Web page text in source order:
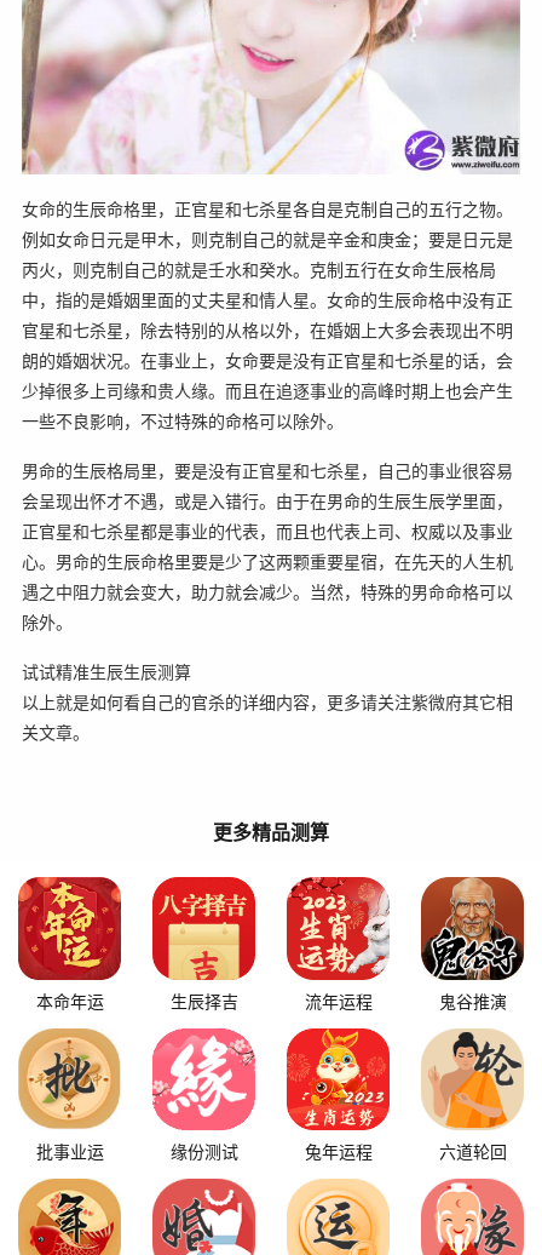
女命的生辰命格里，正官星和七杀星各自是克制自己的五行之物。
例如女命日元是甲木，则克制自己的就是辛金和庚金；要是日元是
丙火，则克制自己的就是壬水和癸水。克制五行在女命生辰格局
中，指的是婚姻里面的丈夫星和情人星。女命的生辰命格中没有正
官星和七杀星，除去特别的从格以外，在婚姻上大多会表现出不明
朗的婚姻状况。在事业上，女命要是没有正官星和七杀星的话，会
少掉很多上司缘和贵人缘。而且在追逐事业的高峰时期上也会产生
一些不良影响，不过特殊的命格可以除外。
男命的生辰格局里，要是没有正官星和七杀星，自己的事业很容易
会呈现出怀才不遇，或是入错行。由于在男命的生辰生辰学里面，
正官星和七杀星都是事业的代表，而且也代表上司、权威以及事业
心。男命的生辰命格里要是少了这两颗重要星宿，在先天的人生机
遇之中阻力就会变大，助力就会减少。当然，特殊的男命命格可以
除外。
试试精准生辰生辰测算
以上就是如何看自己的官杀的详细内容，更多请关注紫微府其它相
关文章。
更多精品测算
本命年运 生辰择吉 流年运程 鬼谷推演
批事业运 缘份测试 兔年运程 六道轮回